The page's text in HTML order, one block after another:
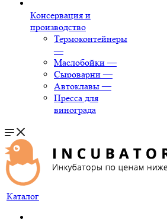
Консервация и
производство
Термоконтейнеры
—
Маслобойки —
Сыроварни —
Автоклавы —
Пресса для
винограда
Каталог